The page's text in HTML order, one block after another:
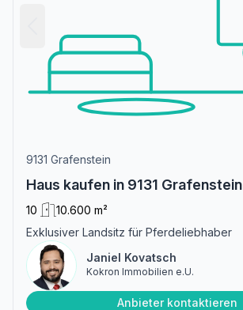
9131 Grafenstein
Haus kaufen in 9131 Grafenstein
10
10.600 m²
Exklusiver Landsitz für Pferdeliebhaber
Janiel Kovatsch
Kokron Immobilien e.U.
Anbieter kontaktieren